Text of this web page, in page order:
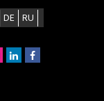
DE RU